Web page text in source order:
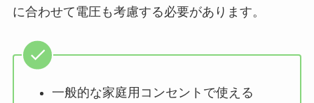
に合わせて電圧も考慮する必要があります。
一般的な家庭用コンセントで使える